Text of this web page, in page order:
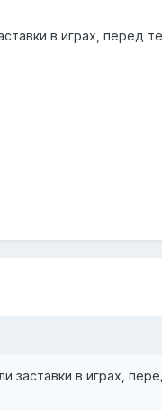
в играх, перед
в играх,